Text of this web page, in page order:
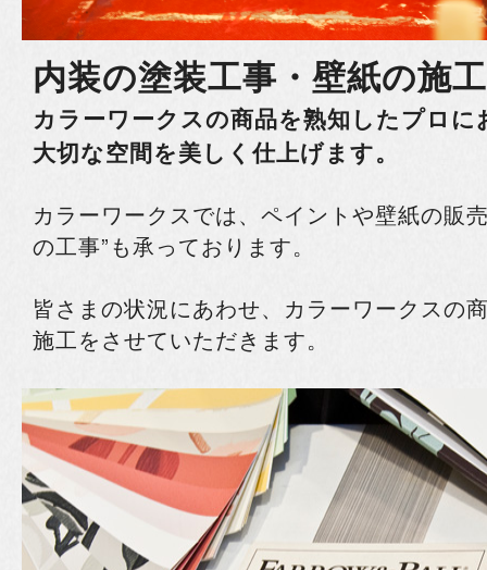
内装の塗装工事・壁紙の施工
カラーワークスの商品を熟知したプロに
大切な空間を美しく仕上げます。
カラーワークスでは、ペイントや壁紙の販
の工事”も承っております。
皆さまの状況にあわせ、カラーワークスの
施工をさせていただきます。